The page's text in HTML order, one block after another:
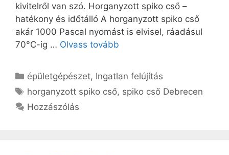
kivitelről van szó. Horganyzott spiko cső –
hatékony és időtálló A horganyzott spiko cső
akár 1000 Pascal nyomást is elvisel, ráadásul
70°C-ig … Olvass tovább
Kategória
épületgépészet, Ingatlan felújítás
Címkék
horganyzott spiko cső, spiko cső Debrecen
Hozzászólás